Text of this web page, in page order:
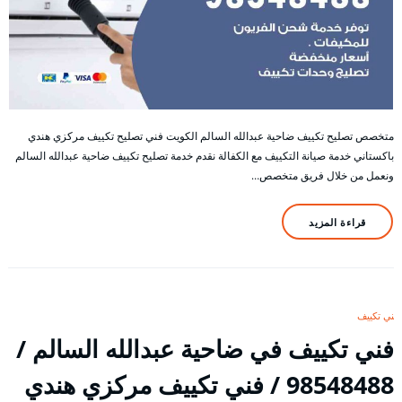
متخصص تصليح تكييف ضاحية عبدالله السالم الكويت فني تصليح تكييف مركزي هندي
باكستاني خدمة صيانة التكييف مع الكفالة نقدم خدمة تصليح تكييف ضاحية عبدالله السالم
ونعمل من خلال فريق متخصص…
قراءة المزيد
فني تكييف
فني تكييف في ضاحية عبدالله السالم /
98548488 / فني تكييف مركزي هندي